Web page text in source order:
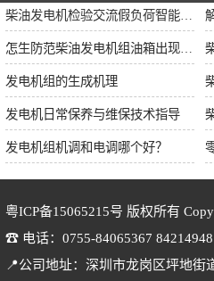
发电机组的生成机理
发电机日常保养与维保技术指导
发电机组机调和电调哪个好？
粤ICP备15065215号 版权所有
☎ 电话：0755-84065367
📍公司地址：深圳市龙岗区坪地